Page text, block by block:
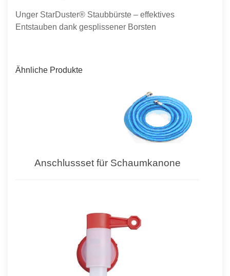
Unger StarDuster® Staubbürste – effektives
Entstauben dank gesplissener Borsten
Ähnliche Produkte
Anschlussset für Schaumkanone